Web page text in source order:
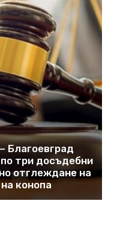
Благоевград
три досъдебни
отглеждане на
конопа